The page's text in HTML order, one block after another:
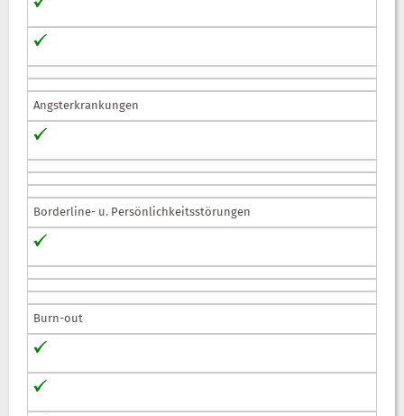
Angsterkrankungen
Borderline- u. Persönlichkeitsstörungen
Burn-out